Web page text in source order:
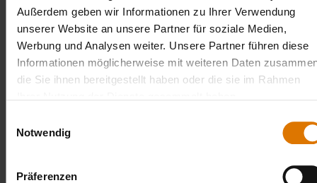
Außerdem geben wir Informationen zu Ihrer Verwendung
unserer Website an unsere Partner für soziale Medien,
Werbung und Analysen weiter. Unsere Partner führen diese
Informationen möglicherweise mit weiteren Daten
die Sie ihnen bereitgestellt haben oder die sie im Rahmen
Notwendig
Präferenzen
5.Fingerfood